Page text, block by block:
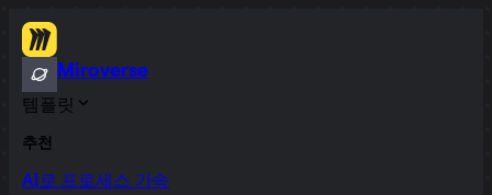
Miroverse
템플릿
추천
AI로 프로세스 가속